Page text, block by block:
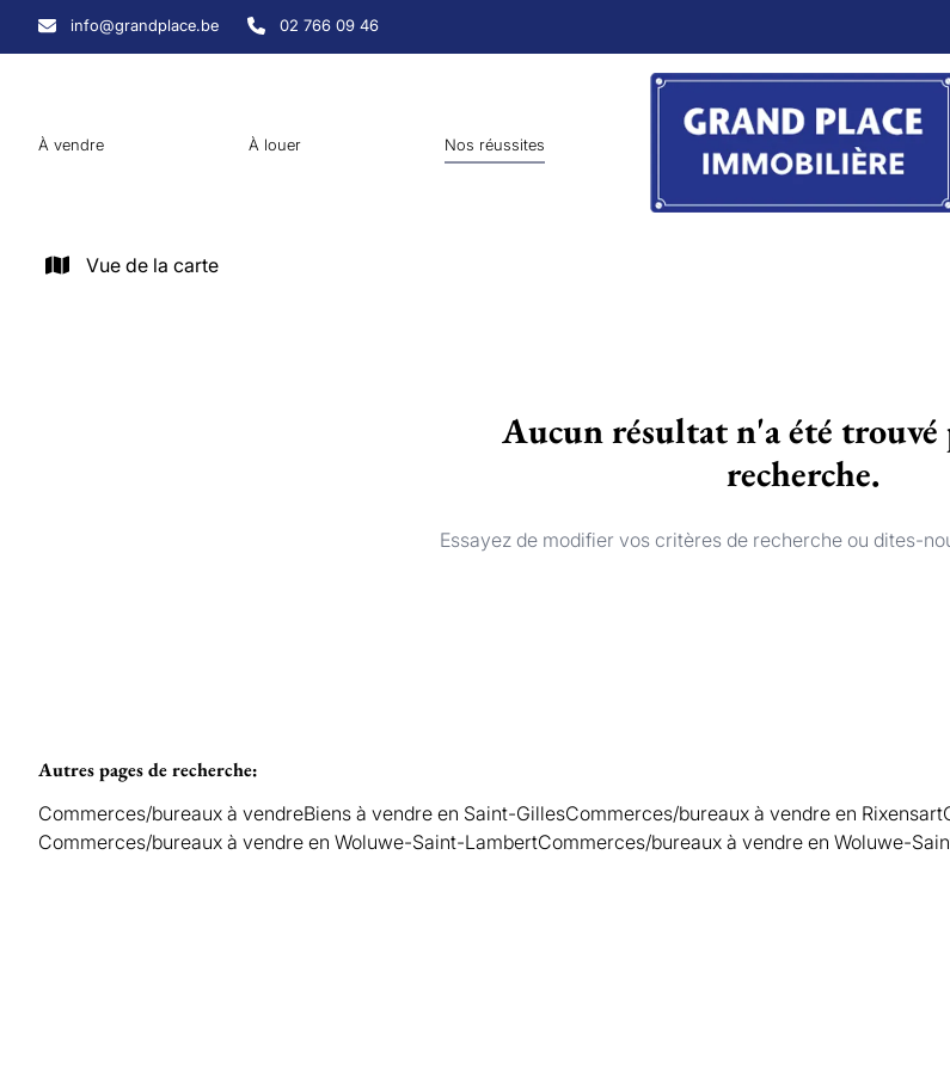
Aller au contenu principal
info@grandplace.be 02 766 09 46
À vendre À louer Nos réussites
Vue de la carte
Aucun résultat n'a été
recherche.
Essayez de modifier vos critères de recherche ou dites-
Autres pages de recherche:
Commerces/bureaux à vendreBiens à vendre en Saint-GillesCommerces/bureaux à vendre en Rixensart
Commerces/bureaux à vendre en Woluwe-Saint-LambertCommerces/bureaux à vendre en Woluwe-